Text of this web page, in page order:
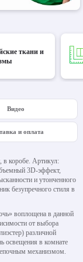
ткани и
Видео
и оплата
в коробе. Артикул:
3D-эффект,
и утонченного
безупречного стиля в
воплощена в данной
от выбора
различной
освещения в комнате
механизмом.